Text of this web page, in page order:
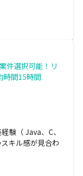
件選択可能！リ
時間15時間
験（ Java、C、
キル感が見合わ